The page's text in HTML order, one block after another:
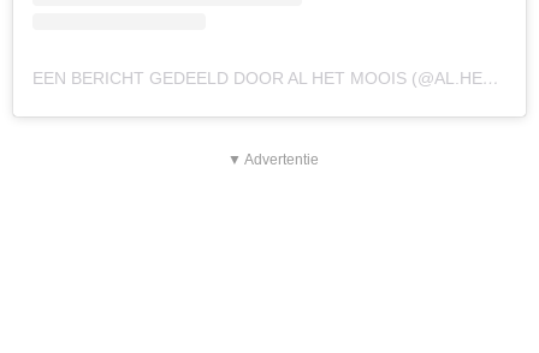
EEN BERICHT GEDEELD DOOR AL HET MOOIS (@AL.HET.MOOIS)
▼ Advertentie